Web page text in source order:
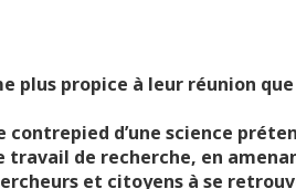
plus propice à leur réunion
contrepied d’une science
travail de recherche, en
et citoyens à se